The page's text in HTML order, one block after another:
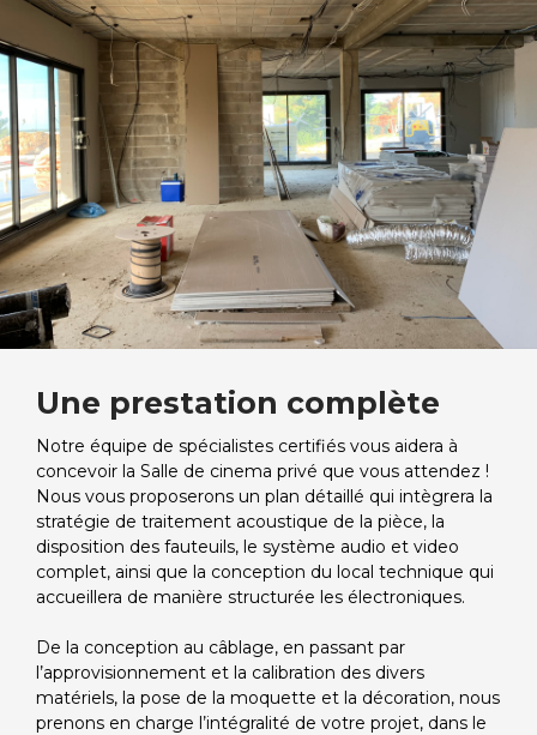
Une prestation complète
Notre équipe de spécialistes certifiés vous aidera à
concevoir la Salle de cinema privé que vous attendez !
Nous vous proposerons un plan détaillé qui intègrera la
stratégie de traitement acoustique de la pièce, la
disposition des fauteuils, le système audio et video
complet, ainsi que la conception du local technique qui
accueillera de manière structurée les électroniques.
De la conception au câblage, en passant par
l’approvisionnement et la calibration des divers
matériels, la pose de la moquette et la décoration, nous
prenons en charge l’intégralité de votre projet, dans le